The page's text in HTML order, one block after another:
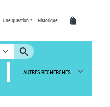
Une question ? Historique
AUTRES RECHERCHES